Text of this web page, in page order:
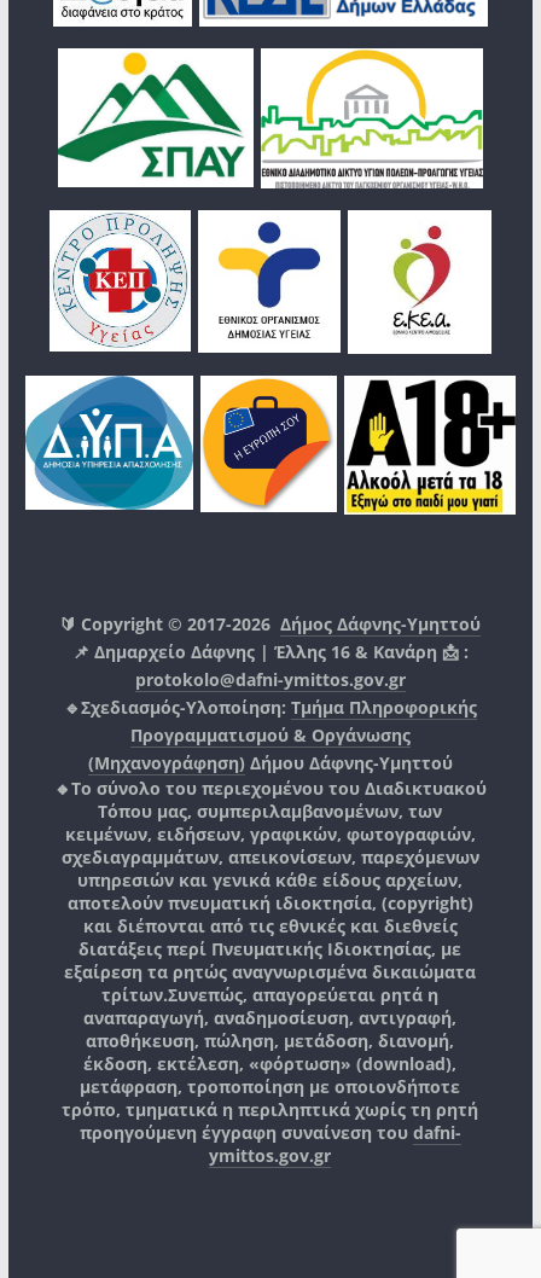
🔰 Copyright © 2017-2026Δήμος Δάφνης-Υμηττού
📌 Δημαρχείο Δάφνης | Έλλης 16 & Κανάρη 📩 :
protokolo@dafni-ymittos.gov.gr
🔹Σχεδιασμός-Υλοποίηση: Τμήμα Πληροφορικής
Προγραμματισμού & Οργάνωσης
(Μηχανογράφηση) Δήμου Δάφνης-Υμηττού
🔸Το σύνολο του περιεχομένου του Διαδικτυακού
Τόπου μας, συμπεριλαμβανομένων, των
κειμένων, ειδήσεων, γραφικών, φωτογραφιών,
σχεδιαγραμμάτων, απεικονίσεων, παρεχόμενων
υπηρεσιών και γενικά κάθε είδους αρχείων,
αποτελούν πνευματική ιδιοκτησία, (copyright)
και διέπονται από τις εθνικές και διεθνείς
διατάξεις περί Πνευματικής Ιδιοκτησίας, με
εξαίρεση τα ρητώς αναγνωρισμένα δικαιώματα
τρίτων.Συνεπώς, απαγορεύεται ρητά η
αναπαραγωγή, αναδημοσίευση, αντιγραφή,
αποθήκευση, πώληση, μετάδοση, διανομή,
έκδοση, εκτέλεση, «φόρτωση» (download),
μετάφραση, τροποποίηση με οποιονδήποτε
τρόπο, τμηματικά η περιληπτικά χωρίς τη ρητή
προηγούμενη έγγραφη συναίνεση του dafni-
ymittos.gov.gr